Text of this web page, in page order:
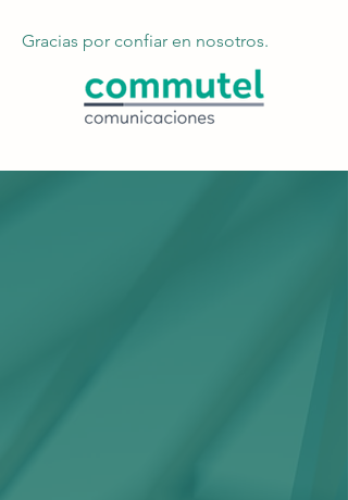
Gracias por confiar en nosotros.